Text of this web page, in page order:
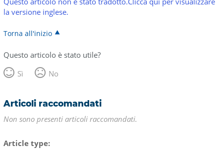
la versione inglese.
Torna all'inizio
Questo articolo è stato utile?
Sì
No
Articoli raccomandati
Non sono presenti articoli raccomandati.
Article type